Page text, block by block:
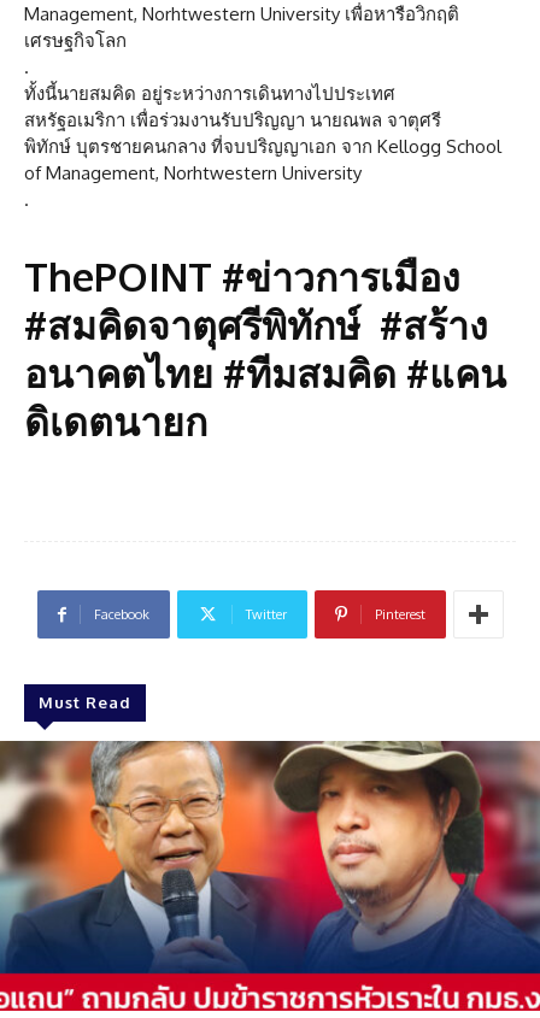
Management, Norhtwestern University เพื่อหารือวิกฤติ
เศรษฐกิจโลก
.
ทั้งนี้นายสมคิด อยู่ระหว่างการเดินทางไปประเทศ
สหรัฐอเมริกา เพื่อร่วมงานรับปริญญา นายณพล จาตุศรี
พิทักษ์ บุตรชายคนกลาง ที่จบปริญญาเอก จาก Kellogg School
of Management, Norhtwestern University
.
ThePOINT #ข่าวการเมือง
#สมคิดจาตุศรีพิทักษ์ #สร้าง
อนาคตไทย #ทีมสมคิด #แคน
ดิเดตนายก
Facebook Twitter Pinterest
Must Read